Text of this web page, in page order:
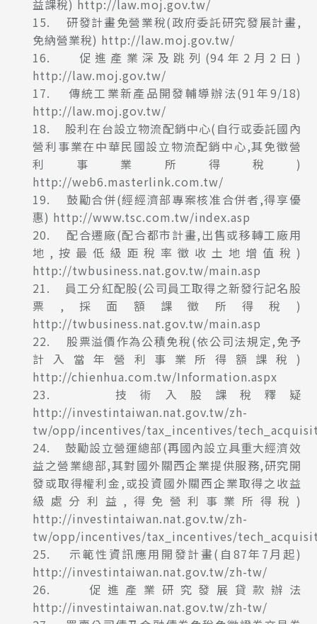
益課稅) http://law.moj.gov.tw/
15. 研發計畫免營業稅(政府委託研究發展計畫,
免納營業稅) http://law.moj.gov.tw/
16. 促進產業深及跳列(94年2月2日)
http://law.moj.gov.tw/
17. 傳統工業新產品開發輔導辦法(91年9/18)
http://law.moj.gov.tw/
18. 股利在台設立物流配銷中心(自行或委託國內
營利事業在中華民國設立物流配銷中心,其免徵營
利事業所得稅)
http://web6.masterlink.com.tw/
19. 鼓勵合併(經經濟部專案核准合併者,得享優
惠) http://www.tsc.com.tw/index.asp
20. 配合遷廠(配合都市計畫,出售或移轉工廠用
地,按最低級距稅率徵收土地增值稅)
http://twbusiness.nat.gov.tw/main.asp
21. 員工分紅配股(公司員工取得之新發行記名股
票,採面額課徵所得稅)
http://twbusiness.nat.gov.tw/main.asp
22. 股票溢價作為公積免稅(依公司法規定,免予
計入當年營利事業所得額課稅)
http://chienhua.com.tw/Information.aspx
23. 技術入股課稅釋疑
http://investintaiwan.nat.gov.tw/zh-
tw/opp/incentives/tax_incentives/
24. 鼓勵設立營運總部(再國內設立具重大經濟效
益之營業總部,其對國外關西企業提供服務,研究開
發或取得權利金,或投資國外關西企業取得之收益
級處分利益,得免營利事業所得稅)
http://investintaiwan.nat.gov.tw/zh-
tw/opp/incentives/tax_incentives/
25. 示範性資訊應用開發計畫(自87年7月起)
http://investintaiwan.nat.gov.tw/zh-tw/
26. 促進產業研究發展貸款辦法
http://investintaiwan.nat.gov.tw/zh-tw/